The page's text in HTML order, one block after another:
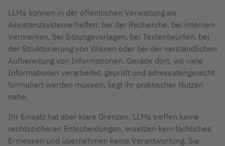
LLMs können in der öffentlichen Verwaltung als
Assistenzsysteme helfen: bei der Recherche, bei internen
Vermerken, bei Sitzungsvorlagen, bei Textentwürfen, bei
der Strukturierung von Wissen oder bei der verständlichen
Aufbereitung von Informationen. Gerade dort, wo viele
Informationen verarbeitet, geprüft und adressatengerecht
formuliert werden müssen, liegt ihr praktischer Nutzen
nahe.
Ihr Einsatz hat aber klare Grenzen. LLMs treffen keine
rechtssicheren Entscheidungen, ersetzen kein fachliches
Ermessen und übernehmen keine Verantwortung. Sie